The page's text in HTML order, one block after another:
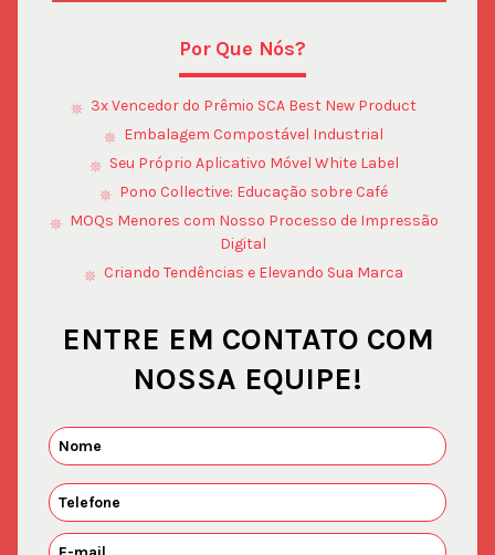
Por Que Nós?
3x Vencedor do Prêmio SCA Best New Product
Embalagem Compostável Industrial
Seu Próprio Aplicativo Móvel White Label
Pono Collective: Educação sobre Café
MOQs Menores com Nosso Processo de Impressão
Digital
Criando Tendências e Elevando Sua Marca
ENTRE EM CONTATO COM
NOSSA EQUIPE!